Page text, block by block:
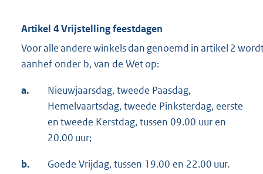
Artikel 4 Vrijstelling feestdagen
Voor alle andere winkels dan genoemd in artikel 2
aanhef onder b, van de Wet op:
a.
Nieuwjaarsdag, tweede Paasdag,
Hemelvaartsdag, tweede Pinksterdag, eerste
en tweede Kerstdag, tussen 09.00 uur en
20.00 uur;
b. Goede Vrijdag, tussen 19.00 en 22.00 uur.